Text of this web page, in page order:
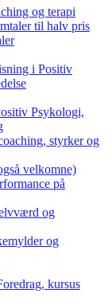
og terapi
til halv pris
i Positiv
Psykologi,
styrker og
velkomne)
på
og
og
kursus